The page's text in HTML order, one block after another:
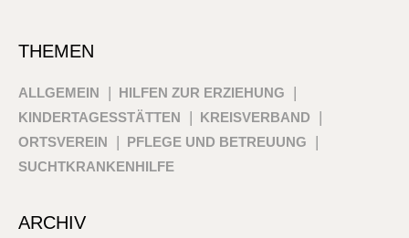
THEMEN
ALLGEMEIN
HILFEN ZUR ERZIEHUNG
KINDERTAGESSTÄTTEN
KREISVERBAND
ORTSVEREIN
PFLEGE UND BETREUUNG
SUCHTKRANKENHILFE
ARCHIV